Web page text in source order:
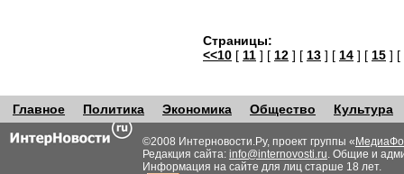
Страницы:
<<10 [ 11 ] [ 12 ] [ 13 ] [ 14 ] [ 15 ] [
Главное Политика Экономика Общество Культура
©2008 Интерновости.Ру, проект группы «
Редакция сайта: info@internovosti.ru. Общие и
Информация на сайте для лиц старше 18 лет.